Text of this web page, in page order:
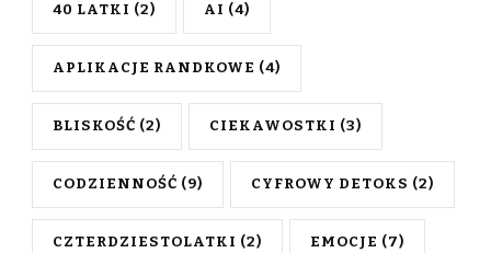
40 LATKI (2) AI (4)
APLIKACJE RANDKOWE (4)
BLISKOŚĆ (2) CIEKAWOSTKI (3)
CODZIENNOŚĆ (9) CYFROWY DETOKS (2)
CZTERDZIESTOLATKI (2) EMOCJE (7)